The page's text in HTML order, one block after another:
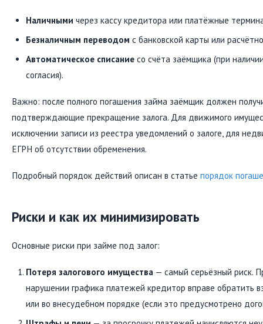
Наличными через кассу кредитора или платёжные
Безналичным переводом с банковской карты или
Автоматическое списание со счёта заёмщика (при
согласия).
Важно: после полного погашения займа заёмщик должен
подтверждающие прекращение залога. Для движимого
исключении записи из реестра уведомлений о залоге, для
ЕГРН об отсутствии обременения.
Подробный порядок действий описан в статье порядок
Риски и как их минимизировать
Основные риски при займе под залог:
Потеря залогового имущества — самый серьёзный риск.
нарушении графика платежей кредитор вправе обратить
или во внесудебном порядке (если это предусмотрено